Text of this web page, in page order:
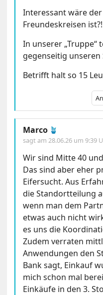
Interessant wäre
Freundeskreisen ist?!
In unserer „Truppe“
gegenseitig
Betrifft halt so 15
Marco 🪴
sagt am28.06.26 um 9:39
Wir sind Mitte 40
Das sind aber eher
Eifersucht. Aus
die Standortteilung
wenn man dem
etwas auch nicht
es uns die
Zudem verraten
Anwendungen den
Bank sagt, Einkauf
mich schon mal
Einkäufe in den 3.